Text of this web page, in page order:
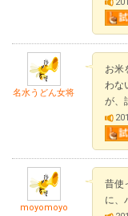
名水うどん女将
お米
わな
が、
moyomoyo
昔使
に、